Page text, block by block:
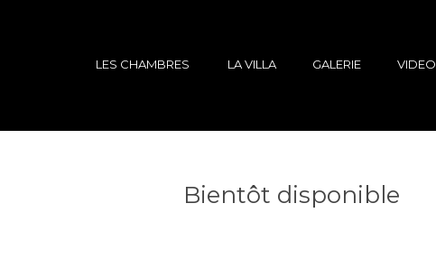
LES CHAMBRES LA VILLA GALERIE VIDEO
Bientôt disponible